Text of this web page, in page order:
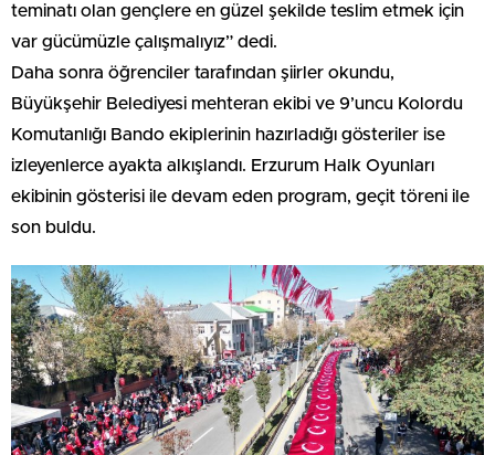
teminatı olan gençlere en güzel şekilde teslim etmek için
var gücümüzle çalışmalıyız” dedi.
Daha sonra öğrenciler tarafından şiirler okundu,
Büyükşehir Belediyesi mehteran ekibi ve 9’uncu Kolordu
Komutanlığı Bando ekiplerinin hazırladığı gösteriler ise
izleyenlerce ayakta alkışlandı. Erzurum Halk Oyunları
ekibinin gösterisi ile devam eden program, geçit töreni ile
son buldu.